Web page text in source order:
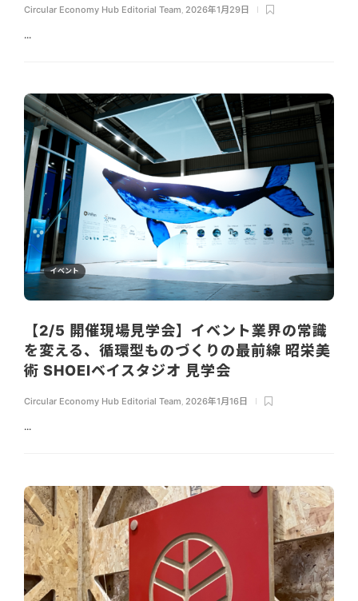
Circular Economy Hub Editorial Team 2026年1月29日
...
イベント
【2/5 開催現場見学会】イベント業界の常識
を変える、循環型ものづくりの最前線 昭栄美
術 SHOEIベイスタジオ 見学会
Circular Economy Hub Editorial Team 2026年1月16日
...